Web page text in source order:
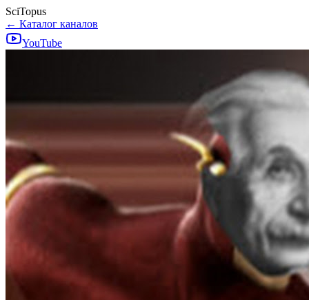
SciTopus
← Каталог каналов
YouTube